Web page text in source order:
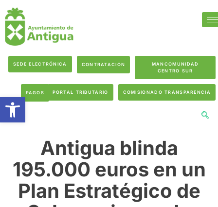
SEDE ELECTRÓNICA CONTRATACIÓN
MANCOMUNIDAD
CENTRO SUR
PAGOS PORTAL TRIBUTARIO COMISIONADO TRANSPARENCIA
Antigua blinda
195.000 euros en un
Plan Estratégico de
Abrir barra de herramientas